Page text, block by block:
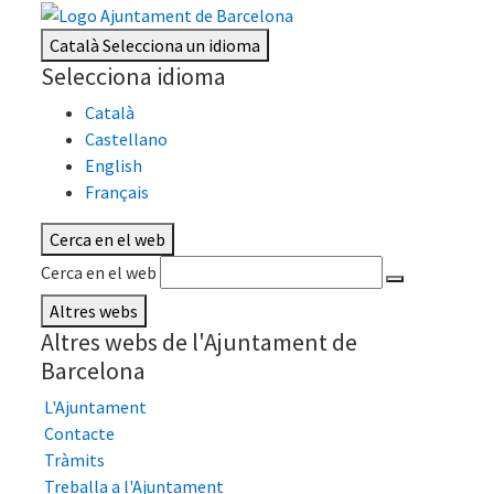
CatalàSelecciona un idioma
Selecciona idioma
Català
Castellano
English
Français
Cerca en el web
Cerca en el web
Altres webs
Altres webs de l'Ajuntament de
Barcelona
L'Ajuntament
Contacte
Tràmits
Treballa a l'Ajuntament